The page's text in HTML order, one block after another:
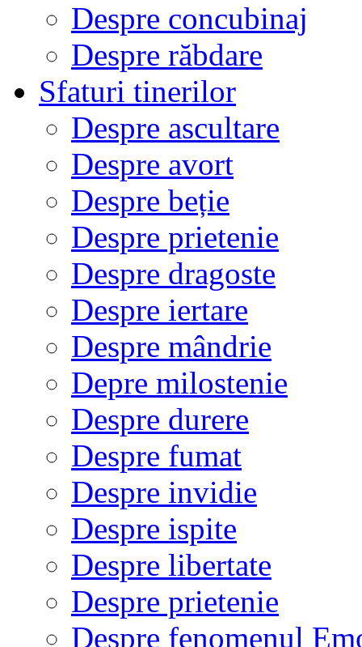
Despre concubinaj
Despre răbdare
Sfaturi tinerilor
Despre ascultare
Despre avort
Despre beție
Despre prietenie
Despre dragoste
Despre iertare
Despre mândrie
Depre milostenie
Despre durere
Despre fumat
Despre invidie
Despre ispite
Despre libertate
Despre prietenie
Despre fenomenul